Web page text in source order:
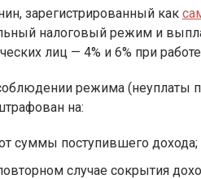
зарегистрированный как
налоговый режим и
лиц — 4% и 6% при
режима (неуплаты
на:
суммы поступившего дохода;
случае сокрытия